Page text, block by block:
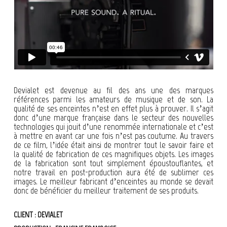
Devialet est devenue au fil des ans une des marques
références parmi les amateurs de musique et de son. La
qualité de ses enceintes n’est en effet plus à prouver. Il s’agit
donc d’une marque française dans le secteur des nouvelles
technologies qui jouit d’une renommée internationale et c’est
à mettre en avant car une fois n’est pas coutume. Au travers
de ce film, l’idée était ainsi de montrer tout le savoir faire et
la qualité de fabrication de ces magnifiques objets. Les images
de la fabrication sont tout simplement époustouflantes, et
notre travail en post-production aura été de sublimer ces
images. Le meilleur fabricant d’enceintes au monde se devait
donc de bénéficier du meilleur traitement de ses produits.
CLIENT : DEVIALET